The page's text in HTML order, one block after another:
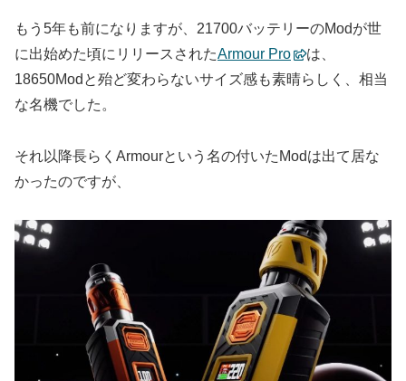
もう5年も前になりますが、21700バッテリーのModが世
に出始めた頃にリリースされたArmour Pro
は、
18650Modと殆ど変わらないサイズ感も素晴らしく、相当
な名機でした。
それ以降長らくArmourという名の付いたModは出て居な
かったのですが、